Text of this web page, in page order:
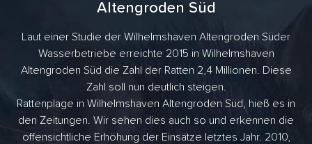
Altengroden Süd
Laut einer Studie der Wilhelmshaven Altengroden Süder
Wasserbetriebe erreichte 2015 in Wilhelmshaven
Altengroden Süd die Zahl der Ratten 2,4 Millionen. Diese
Zahl soll nun deutlich steigen.
Rattenplage in Wilhelmshaven Altengroden Süd, hieß es in
den Zeitungen. Wir sehen dies auch so und erkennen die
offensichtliche Erhöhung der Einsätze letztes Jahr. 2010,